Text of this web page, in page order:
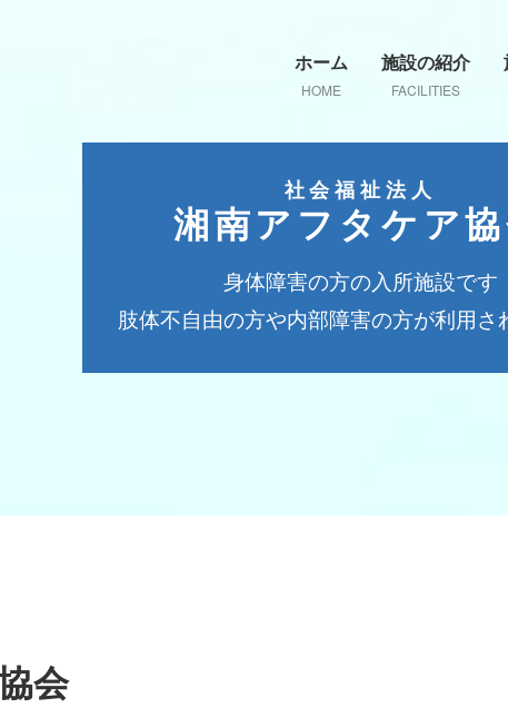
ホーム
HOME
施設の紹介
FACILITIES
社会福祉法人
湘南アフタケア
身体障害の方の入所施設です
肢体不自由の方や内部障害の方が利用さ
会